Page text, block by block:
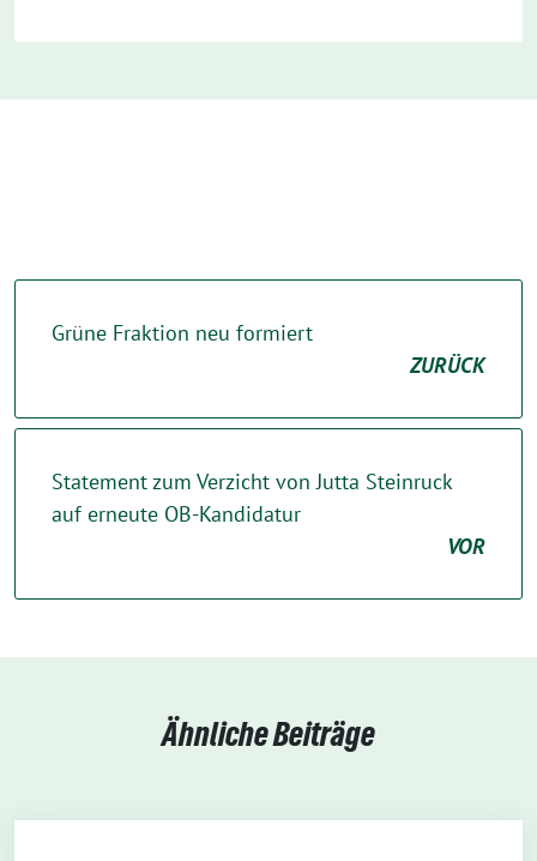
Grüne Fraktion neu formiert
ZURÜCK
Statement zum Verzicht von Jutta Steinruck
auf erneute OB-Kandidatur
VOR
Ähnliche Beiträge